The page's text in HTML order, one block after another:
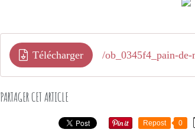
Télécharger /ob_0345f4_pain-
PARTAGER CET ARTICLE
Repost 0